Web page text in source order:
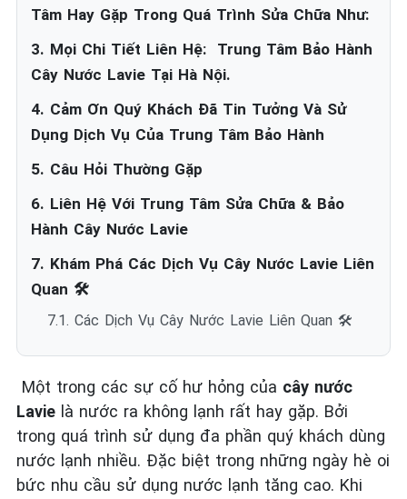
Tâm Hay Gặp Trong Quá Trình Sửa Chữa Như:
3. Mọi Chi Tiết Liên Hệ: Trung Tâm Bảo Hành
Cây Nước Lavie Tại Hà Nội.
4. Cảm Ơn Quý Khách Đã Tin Tưởng Và Sử
Dụng Dịch Vụ Của Trung Tâm Bảo Hành
5. Câu Hỏi Thường Gặp
6. Liên Hệ Với Trung Tâm Sửa Chữa & Bảo
Hành Cây Nước Lavie
7. Khám Phá Các Dịch Vụ Cây Nước Lavie Liên
Quan 🛠️
7.1. Các Dịch Vụ Cây Nước Lavie Liên Quan 🛠️
Một trong các sự cố hư hỏng của cây nước
Lavie là nước ra không lạnh rất hay gặp. Bởi
trong quá trình sử dụng đa phần quý khách dùng
nước lạnh nhiều. Đặc biệt trong những ngày hè oi
bức nhu cầu sử dụng nước lạnh tăng cao. Khi